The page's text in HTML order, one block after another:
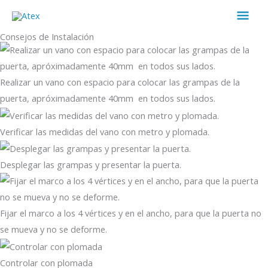
contenido
Consejos de Instalación
Realizar un vano con espacio para colocar las grampas de la
puerta, apróximadamente 40mm en todos sus lados.
Verificar las medidas del vano con metro y plomada.
Desplegar las grampas y presentar la puerta.
Fijar el marco a los 4 vértices y en el ancho, para que la puerta no
se mueva y no se deforme.
Controlar con plomada